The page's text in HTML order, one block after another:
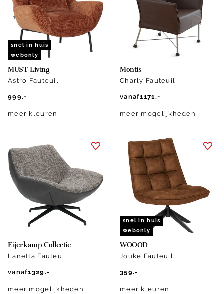
snel in huis
webonly
MUST Living
Astro Fauteuil
999.-
meer kleuren
Montis
Charly Fauteuil
vanaf1171.-
meer mogelijkheden
Eijerkamp Collectie
Lanetta Fauteuil
vanaf1329.-
meer mogelijkheden
snel in huis
webonly
WOOOD
Jouke Fauteuil
359.-
meer kleuren